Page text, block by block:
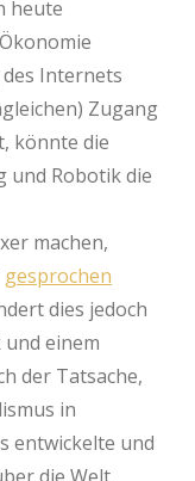
heute
Internets
Zugang
könnte die
und Robotik die
machen,
gesprochen
dies jedoch
und einem
der Tatsache,
in
entwickelte und